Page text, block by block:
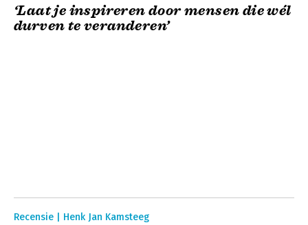
‘Laat je inspireren door mensen die wél
durven te veranderen’
Recensie | Henk Jan Kamsteeg